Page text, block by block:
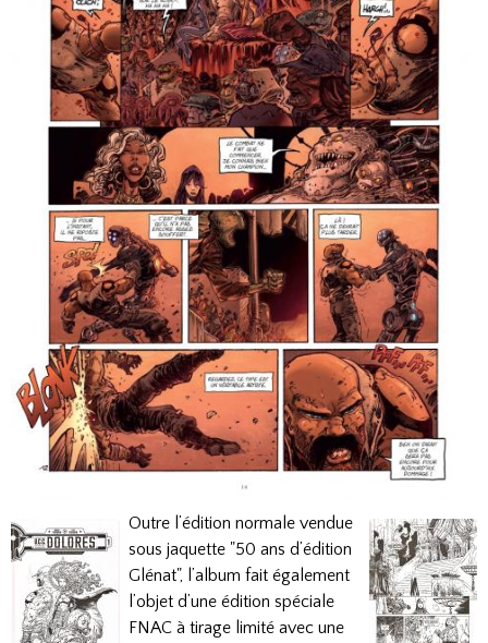
Outre l’édition normale vendue
sous jaquette "50 ans d’édition
Glénat", l’album fait également
l’objet d’une édition spéciale
FNAC à tirage limité avec une